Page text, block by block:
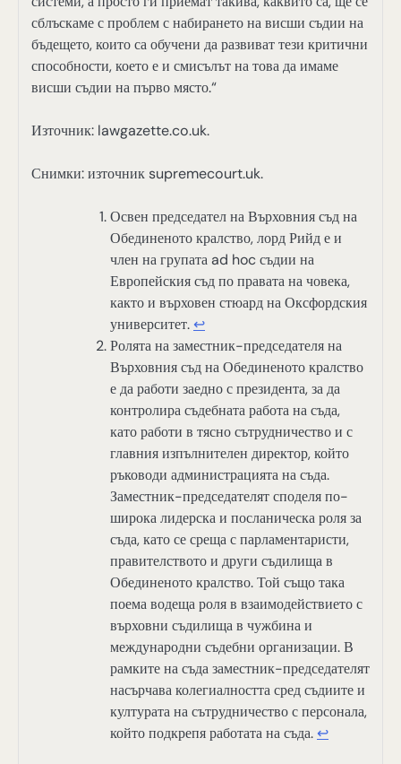
сблъскаме с проблем с набирането на висши съдии на
бъдещето, които са обучени да развиват тези критични
способности, което е и смисълът на това да имаме
висши съдии на първо място.“
Източник: lawgazette.co.uk.
Снимки: източник supremecourt.uk.
Освен председател на Върховния съд на
Обединеното кралство, лорд Рийд е и
член на групата ad hoc съдии на
Европейския съд по правата на човека,
както и върховен стюард на Оксфордския
университет. ↩︎
Ролята на заместник-председателя на
Върховния съд на Обединеното кралство
е да работи заедно с президента, за да
контролира съдебната работа на съда,
като работи в тясно сътрудничество и с
главния изпълнителен директор, който
ръководи администрацията на съда.
Заместник-председателят споделя по-
широка лидерска и посланическа роля за
съда, като се среща с парламентаристи,
правителството и други съдилища в
Обединеното кралство. Той също така
поема водеща роля в взаимодействието с
върховни съдилища в чужбина и
международни съдебни организации. В
рамките на съда заместник-председателят
насърчава колегиалността сред съдиите и
културата на сътрудничество с персонала,
който подкрепя работата на съда. ↩︎